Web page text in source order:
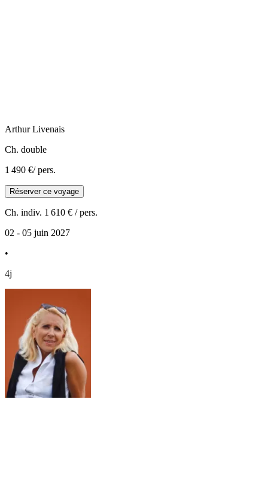
Arthur Livenais
Ch. double
1 490 €/ pers.
Réserver ce voyage
Ch. indiv. 1 610 € / pers.
02 - 05 juin 2027
•
4j